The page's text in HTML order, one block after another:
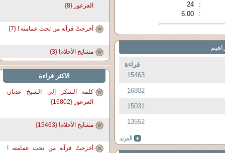
:
24
:
6.00
قراءة
15463
16802
15031
13552
العرعور {8}
أخرجتُ قرآنه من تحت عمامته ! {7}
مشايخ الأحلام! {3}
الاكثر قراءة
كلمة الشكر إلى الشيخ عدنان
العرعور {16802}
مشايخ الأحلام! {15463}
أخرجتُ قرآنه من تحت عمامته !